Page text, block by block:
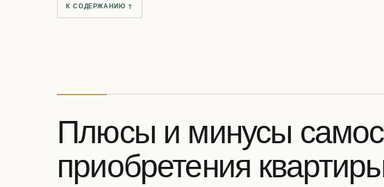
К СОДЕРЖАНИЮ ↑
Плюсы и минусы
приобретения